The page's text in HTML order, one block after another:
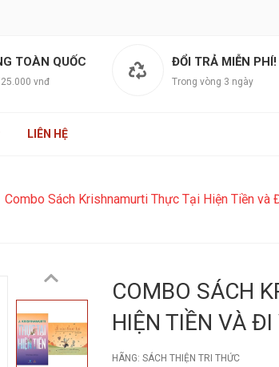
TOÀN QUỐC
vnđ
ĐỔI TRẢ MIỄN PHÍ!
Trong vòng 3 ngày
LIÊN HỆ
Combo Sách Krishnamurti Thực Tại Hiện Tiền và
COMBO SÁCH
HIỆN TIỀN VÀ
HÃNG: SÁCH THIỆN TRI THỨC